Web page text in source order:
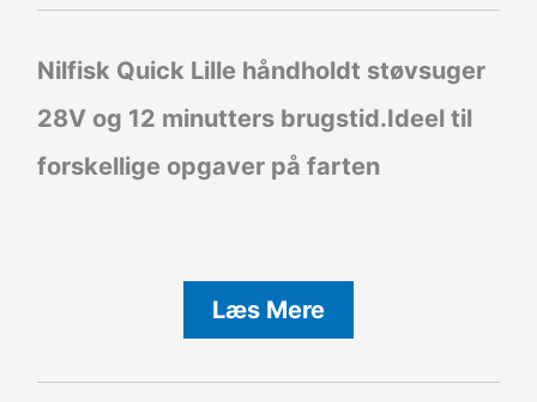
Nilfisk Quick Lille håndholdt støvsuger
28V og 12 minutters brugstid.Ideel til
forskellige opgaver på farten
Læs Mere